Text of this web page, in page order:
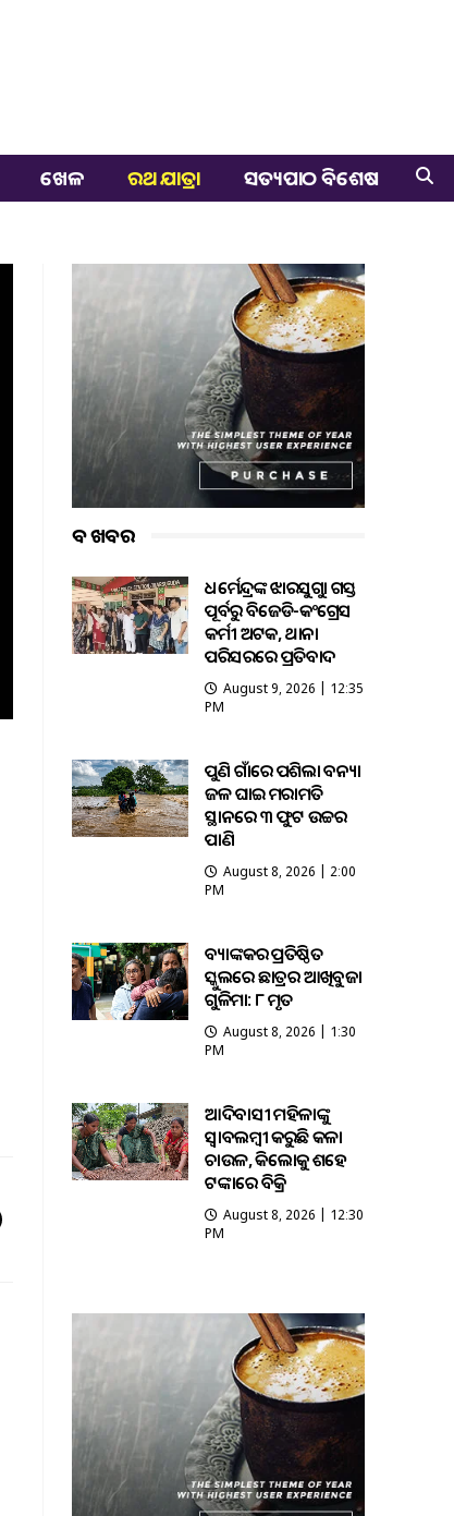
ଖେଳ ରଥ ଯାତ୍ରା ସତ୍ୟପାଠ ବିଶେଷ
ବଡ ଖବର
ଧର୍ମେନ୍ଦ୍ରଙ୍କ ଝାରସୁଗୁଡ଼ା ଗସ୍ତ
ପୂର୍ବରୁ ବିଜେଡି-କଂଗ୍ରେସ
କର୍ମୀ ଅଟକ, ଥାନା
ପରିସରରେ ପ୍ରତିବାଦ
August 9, 2026 | 12:35
PM
ପୁଣି ଗାଁରେ ପଶିଲା ବନ୍ୟା
ଜଳ ଘାଇ ମରାମତି
ସ୍ଥାନରେ ୩ ଫୁଟ ଉଚ୍ଚର
ପାଣି
August 8, 2026 | 2:00
PM
ବ୍ୟାଙ୍କକର ପ୍ରତିଷ୍ଠିତ
ସ୍କୁଲରେ ଛାତ୍ରର ଆଖିବୁଜା
ଗୁଳିମାଡ଼: ୮ ମୃତ
August 8, 2026 | 1:30
PM
ଆଦିବାସୀ ମହିଳାଙ୍କୁ
ସ୍ଵାବଲମ୍ଵୀ କରୁଛି କଳା
ଚାଉଳ, କିଲୋକୁ ଶହେ
ଟଙ୍କାରେ ବିକ୍ରି
August 8, 2026 | 12:30
PM